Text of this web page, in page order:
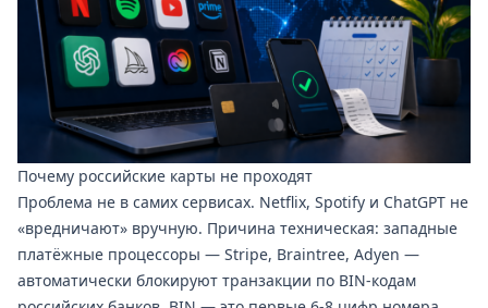
Почему российские карты не проходят
Проблема не в самих сервисах. Netflix, Spotify и ChatGPT не
«вредничают» вручную. Причина техническая: западные
платёжные процессоры — Stripe, Braintree, Adyen —
автоматически блокируют транзакции по BIN-кодам